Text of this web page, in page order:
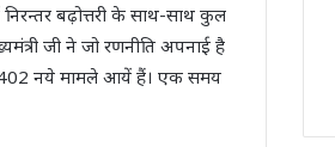
बढ़ोत्तरी के साथ-साथ कुल
जी ने जो रणनीति अपनाई है
402 नये मामले आयें हैं। एक समय